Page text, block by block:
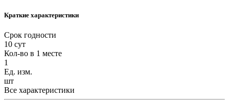
Краткие характеристики
Срок годности
10 сут
Кол-во в 1 месте
1
Ед. изм.
шт
Все характеристики